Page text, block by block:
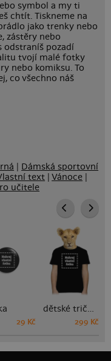
symbol a my ti
chtít. Tiskneme na
jako trenky nebo
zástěry nebo
odstraníš pozadí
tvojí malé fotky
nebo komiksu. To
co všechno náš
Dámská sportovní
text |Vánoce
učitele
29 Kč
dětské tričko
299 Kč